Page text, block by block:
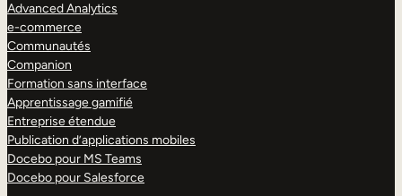
Advanced Analytics
e-commerce
Communautés
Companion
Formation sans interface
Apprentissage gamifié
Entreprise étendue
Publication d’applications mobiles
Docebo pour MS Teams
Docebo pour Salesforce